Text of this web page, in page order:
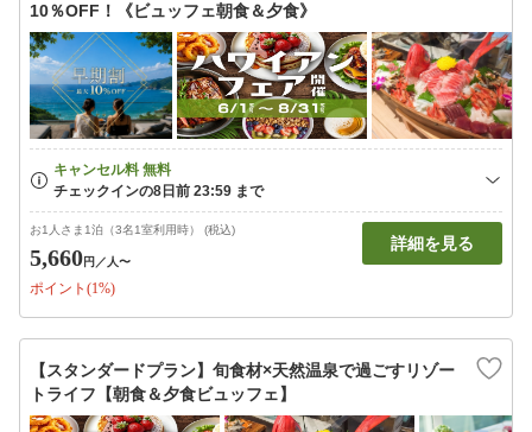
10％OFF！《ビュッフェ朝食＆夕食》
お1人さま1泊（3名1室利用時） (税込)
5,660円 ／人〜
ポイント(1%)
詳細を見る
【スタンダードプラン】旬食材×天然温泉で過ごすリゾー
トライフ【朝食＆夕食ビュッフェ】